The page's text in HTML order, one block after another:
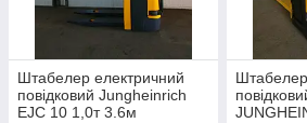
Штабелер електричний
повідковий Jungheinrich
EJC 10 1,0т 3.6м